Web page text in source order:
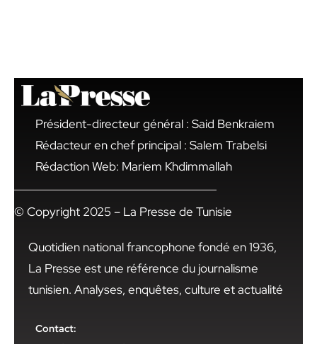
Président-directeur général : Said Benkraiem
Rédacteur en chef principal : Salem Trabelsi
Rédaction Web: Mariem Khdimmallah
© Copyright 2025 – La Presse de Tunisie
Quotidien national francophone fondé en 1936,
La Presse est une référence du journalisme
tunisien. Analyses, enquêtes, culture et actualité
Contact: